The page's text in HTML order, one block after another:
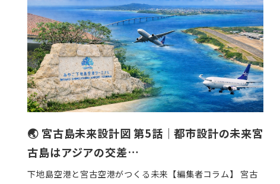
🌏 宮古島未来設計図 第5話｜都市設計の未来宮
古島はアジアの交差…
下地島空港と宮古空港がつくる未来【編集者コラム】 宮古